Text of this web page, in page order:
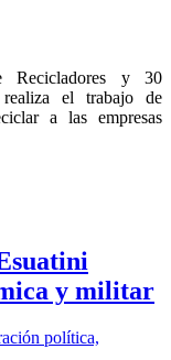
Recicladores y 30
el trabajo de
a las empresas
y militar